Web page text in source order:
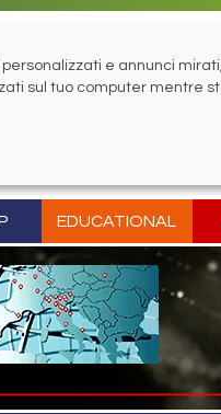
EDUCATIONAL
e annunci
sul tuo computer mentre